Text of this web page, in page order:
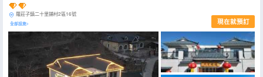
羅莊子鎮二十里鋪村2區16號
全部設施> 現在就預訂